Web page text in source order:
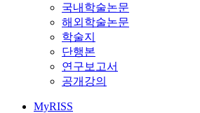
국내학술논문
해외학술논문
학술지
단행본
연구보고서
공개강의
MyRISS